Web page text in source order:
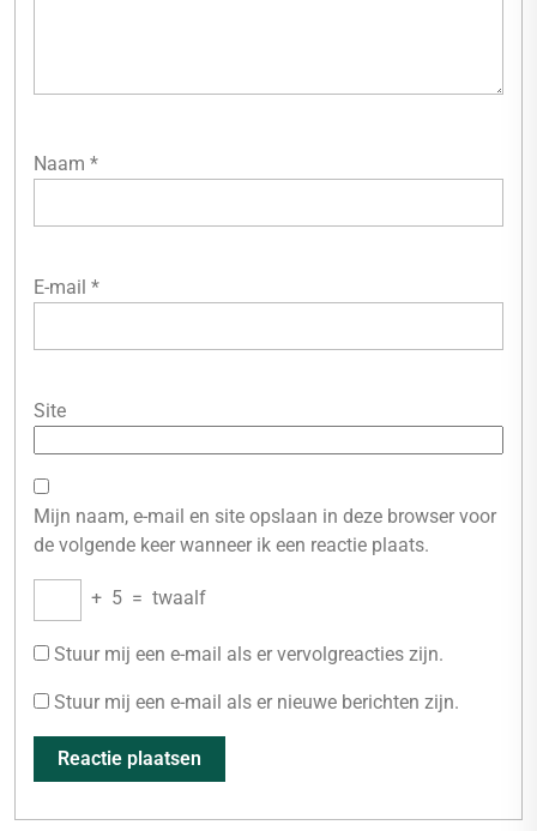
Naam *
E-mail *
Site
Mijn naam, e-mail en site opslaan in deze browser voor
de volgende keer wanneer ik een reactie plaats.
+ 5 = twaalf
Stuur mij een e-mail als er vervolgreacties zijn.
Stuur mij een e-mail als er nieuwe berichten zijn.